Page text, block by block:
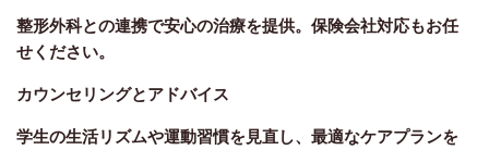
整形外科との連携で安心の治療を提供。保険会社対応もお任
せください。
カウンセリングとアドバイス
学生の生活リズムや運動習慣を見直し、最適なケアプランを